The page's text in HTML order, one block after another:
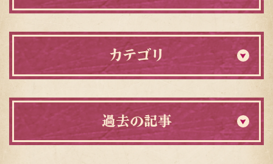
カテゴリ
過去の記事